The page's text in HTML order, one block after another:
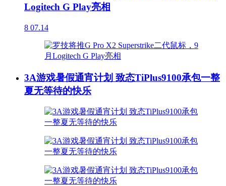
Logitech G Play亮相
8 07.14
3A游戏暑假通宵计划 致态TiPlus9100承包一整
夏无等待的快乐